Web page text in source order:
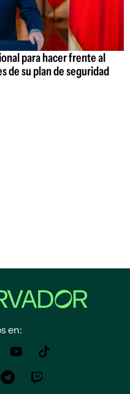
para hacer frente al
de su plan de seguridad
en: